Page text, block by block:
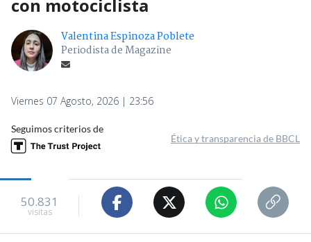
con motociclista
Valentina Espinoza Poblete
Periodista de Magazine
Viernes 07 Agosto, 2026 | 23:56
Seguimos criterios de
Ética y transparencia de BBCL
50.831
visitas